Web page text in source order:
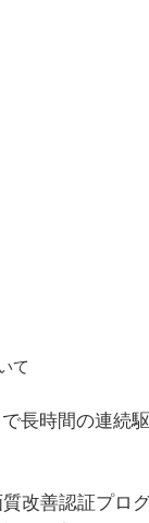
て
長時間の連続
改善認証プロ